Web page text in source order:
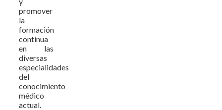
promover
la
formación
continua
en las
diversas
especialidades
del
conocimiento
médico
actual.